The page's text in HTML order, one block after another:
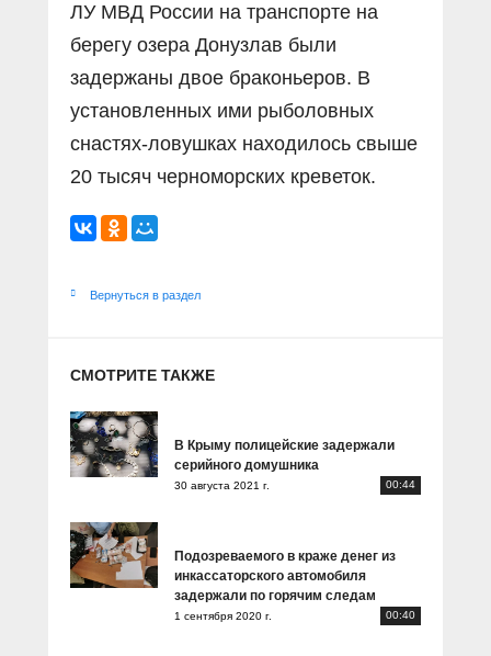
ЛУ МВД России на транспорте на
берегу озера Донузлав были
задержаны двое браконьеров. В
установленных ими рыболовных
снастях-ловушках находилось свыше
20 тысяч черноморских креветок.
Вернуться в раздел
СМОТРИТЕ ТАКЖЕ
В Крыму полицейские задержали
серийного домушника
30 августа 2021 г. 00:44
Подозреваемого в краже денег из
инкассаторского автомобиля
задержали по горячим следам
1 сентября 2020 г. 00:40